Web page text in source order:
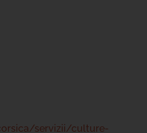
servizii/culture-